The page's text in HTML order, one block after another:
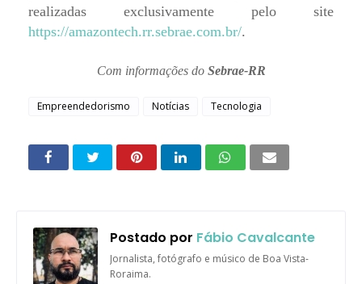
realizadas exclusivamente pelo site
https://amazontech.rr.sebrae.com.br/.
Com informações do Sebrae-RR
Empreendedorismo Notícias Tecnologia
Postado por Fábio Cavalcante
Jornalista, fotógrafo e músico de Boa Vista-
Roraima.